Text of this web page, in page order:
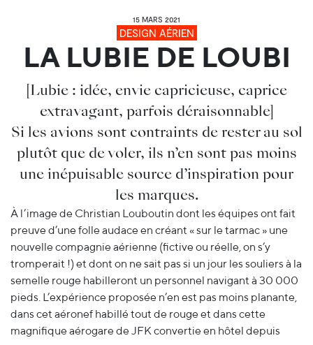
15 MARS 2021
DESIGN AÉRIEN
LA LUBIE DE LOUBI
[Lubie : idée, envie capricieuse, caprice
extravagant, parfois déraisonnable]
Si les avions sont contraints de rester au sol
plutôt que de voler, ils n’en sont pas moins
une inépuisable source d’inspiration pour
les marques.
À l’image de Christian Louboutin dont les équipes ont fait
preuve d’une folle audace en créant « sur le tarmac » une
nouvelle compagnie aérienne (fictive ou réelle, on s’y
tromperait !) et dont on ne sait pas si un jour les souliers à la
semelle rouge habilleront un personnel navigant à 30 000
pieds. L’expérience proposée n’en est pas moins planante,
dans cet aéronef habillé tout de rouge et dans cette
magnifique aérogare de JFK convertie en hôtel depuis